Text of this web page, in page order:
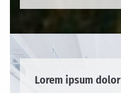
Lorem ipsum dolor